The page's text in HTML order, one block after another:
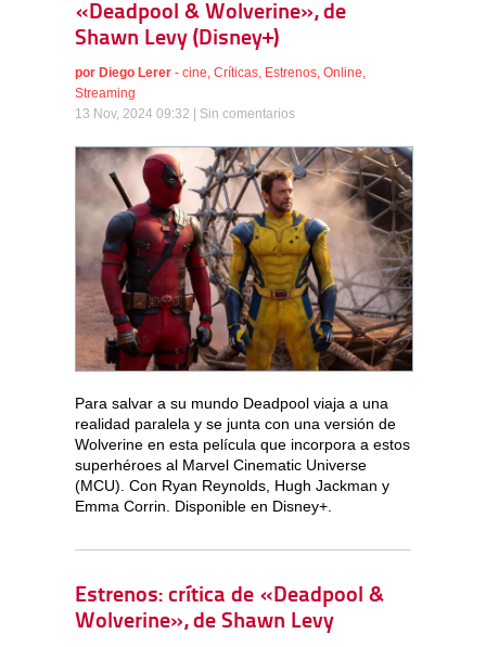
«Deadpool & Wolverine», de
Shawn Levy (Disney+)
por Diego Lerer - cine Críticas Estrenos Online
Streaming
13 Nov, 2024 09:32 | Sin comentarios
Para salvar a su mundo Deadpool viaja a una
realidad paralela y se junta con una versión de
Wolverine en esta película que incorpora a estos
superhéroes al Marvel Cinematic Universe
(MCU). Con Ryan Reynolds, Hugh Jackman y
Emma Corrin. Disponible en Disney+.
Estrenos: crítica de «Deadpool &
Wolverine», de Shawn Levy